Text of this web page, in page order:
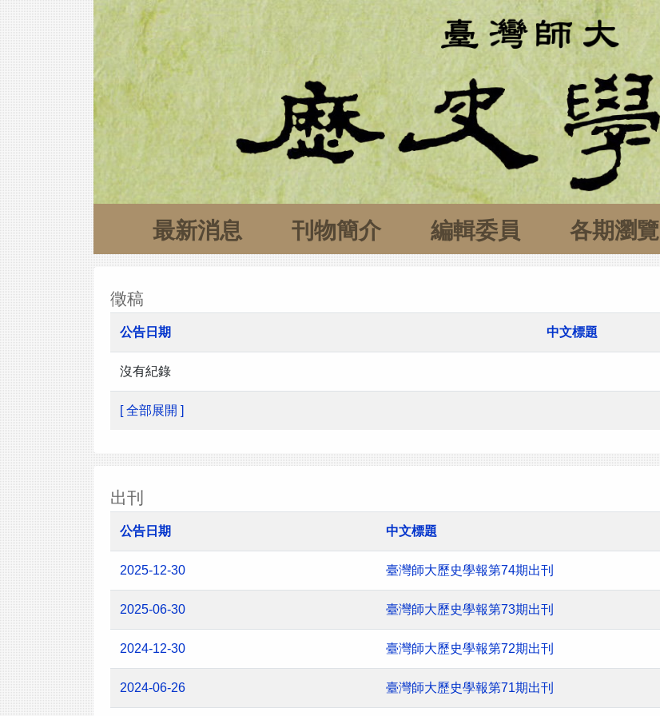
最新消息 刊物簡介 編輯委員 各期瀏覽
徵稿
公告日期 中文標題
沒有紀錄
[ 全部展開 ]
出刊
公告日期 中文標題
2025-12-30 臺灣師大歷史學報第74期出刊
2025-06-30 臺灣師大歷史學報第73期出刊
2024-12-30 臺灣師大歷史學報第72期出刊
2024-06-26 臺灣師大歷史學報第71期出刊